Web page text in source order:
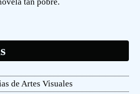
de Artes Visuales